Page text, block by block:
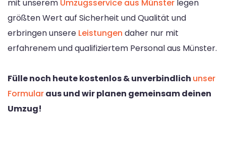
mit unserem Umzugsservice aus Münster legen
größten Wert auf Sicherheit und Qualität und
erbringen unsere Leistungen daher nur mit
erfahrenem und qualifiziertem Personal aus Münster.
Fülle noch heute kostenlos & unverbindlich unser
Formularaus und wir planen gemeinsam deinen
Umzug!